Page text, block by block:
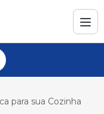
para sua Cozinha